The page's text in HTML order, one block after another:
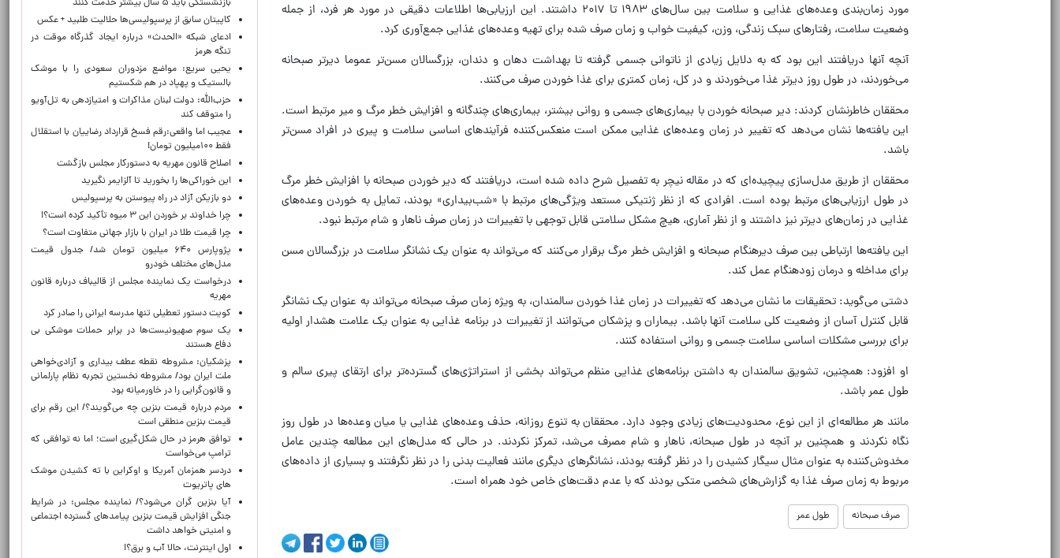
مورد زمان‌بندی وعده‌های غذایی و سلامت بین سال‌های ۱۹۸۳ تا ۲۰۱۷ داشتند. این ارزیابی‌ها اطلاعات دقیقی در مورد هر فرد، از جمله
وضعیت سلامت، رفتارهای سبک زندگی، وزن، کیفیت خواب و زمان صرف شده برای تهیه‌ وعده‌های غذایی جمع‌آوری کرد.
آنچه آنها دریافتند این بود که به دلایل زیادی از ناتوانی جسمی گرفته تا بهداشت دهان و دندان، بزرگسالان مسن‌تر عموما دیرتر صبحانه
می‌خوردند، در طول روز دیرتر غذا می‌خوردند و در کل، زمان کمتری برای غذا خوردن صرف می‌کنند.
محققان خاطرنشان کردند: دیر صبحانه خوردن با بیماری‌های جسمی و روانی بیشتر، بیماری‌های چندگانه و افزایش خطر مرگ و میر مرتبط است.
این یافته‌ها نشان می‌دهد که تغییر در زمان وعده‌های غذایی ممکن است منعکس‌کننده فرآیندهای اساسی سلامت و پیری در افراد مسن‌تر
باشد.
محققان از طریق مدل‌سازی پیچیده‌ای که در مقاله نیچر به تفصیل شرح داده شده است، دریافتند که دیر خوردن صبحانه با افزایش خطر مرگ
در طول ارزیابی‌های مرتبط بوده است. افرادی که از نظر ژنتیکی مستعد ویژگی‌های مرتبط با «شب‌بیداری» بودند، تمایل به خوردن وعده‌های
غذایی در زمان‌های دیرتر نیز داشتند و از نظر آماری، هیچ مشکل سلامتی قابل توجهی با تغییرات در زمان صرف ناهار و شام مرتبط نبود.
این یافته‌ها ارتباطی بین صرف دیرهنگام صبحانه و افزایش خطر مرگ برقرار می‌کنند که می‌تواند به عنوان یک نشانگر سلامت در بزرگسالان مسن
برای مداخله و درمان زودهنگام عمل کند.
دشتی می‌گوید: تحقیقات ما نشان می‌دهد که تغییرات در زمان غذا خوردن سالمندان، به ویژه زمان صرف صبحانه می‌تواند به عنوان یک نشانگر
قابل کنترل آسان از وضعیت کلی سلامت آنها باشد. بیماران و پزشکان می‌توانند از تغییرات در برنامه غذایی به عنوان یک علامت هشدار اولیه
برای بررسی مشکلات اساسی سلامت جسمی و روانی استفاده کنند.
او افزود: همچنین، تشویق سالمندان به داشتن برنامه‌های غذایی منظم می‌تواند بخشی از استراتژی‌های گسترده‌تر برای ارتقای پیری سالم و
طول عمر باشد.
مانند هر مطالعه‌ای از این نوع، محدودیت‌های زیادی وجود دارد. محققان به تنوع روزانه، حذف وعده‌های غذایی یا میان وعده‌ها در طول روز
نگاه نکردند و همچنین بر آنچه در طول صبحانه، ناهار و شام مصرف می‌شد، تمرکز نکردند. در حالی که مدل‌های این مطالعه چندین عامل
مخدوش‌کننده به عنوان مثال سیگار کشیدن را در نظر گرفته بودند، نشانگرهای دیگری مانند فعالیت بدنی را در نظر نگرفتند و بسیاری از داده‌های
مربوط به زمان صرف غذا به گزارش‌های شخصی متکی بودند که با عدم دقت‌های خاص خود همراه است.
صرف صبحانه طول عمر
بازنشستگی باید ۵ سال بیشتر خدمت کنند
کاپیتان سابق از پرسپولیسی‌ها حلالیت طلبید + عکس
ادعای شبکه «الحدث» درباره ایجاد گذرگاه موقت در
تنگه هرمز
یحیی سریع: مواضع مزدوران سعودی را با موشک
بالستیک و پهپاد در هم شکستیم
حزب‌الله: دولت لبنان مذاکرات و امتیازدهی به تل‌آویو
را متوقف کند
عجیب اما واقعی:رقم فسخ قرارداد رضاییان با استقلال
فقط ۱۰۰میلیون تومان!
اصلاح قانون مهریه به دستورکار مجلس بازگشت
این خوراکی‌ها را بخورید تا آلزایمر نگیرید
دو بازیکن آزاد در راه پیوستن به پرسپولیس
چرا خداوند بر خوردن این ۳ میوه تأکید کرده است؟!
چرا قیمت طلا در ایران با بازار جهانی متفاوت است؟
پژوپارس ۶۴۰ میلیون تومان شد/ جدول قیمت
مدل‌های مختلف خودرو
درخواست یک نماینده مجلس از قالیباف درباره قانون
مهریه
کویت دستور تعطیلی تنها مدرسه ایرانی را صادر کرد
یک‌ سوم صهیونیست‌ها در برابر حملات موشکی بی
دفاع هستند
پزشکیان: مشروطه نقطه عطف بیداری و آزادی‌خواهی
ملت ایران بود/ مشروطه نخستین تجربه نظام پارلمانی
و قانون‌گرایی را در خاورمیانه بود
مردم درباره قیمت بنزین چه می‌گویند؟/ این رقم برای
قیمت بنزین منطقی است
توافق هرمز در حال شکل‌گیری است؛ اما نه توافقی که
ترامپ می‌خواست
دردسر همزمان آمریکا و اوکراین با ته کشیدن موشک
های پاتریوت
آیا بنزین گران می‌شود؟/ نماینده مجلس: در شرایط
جنگی افزایش قیمت بنزین پیامدهای گسترده اجتماعی
و امنیتی خواهد داشت
اول اینترنت، حالا آب و برق؟!